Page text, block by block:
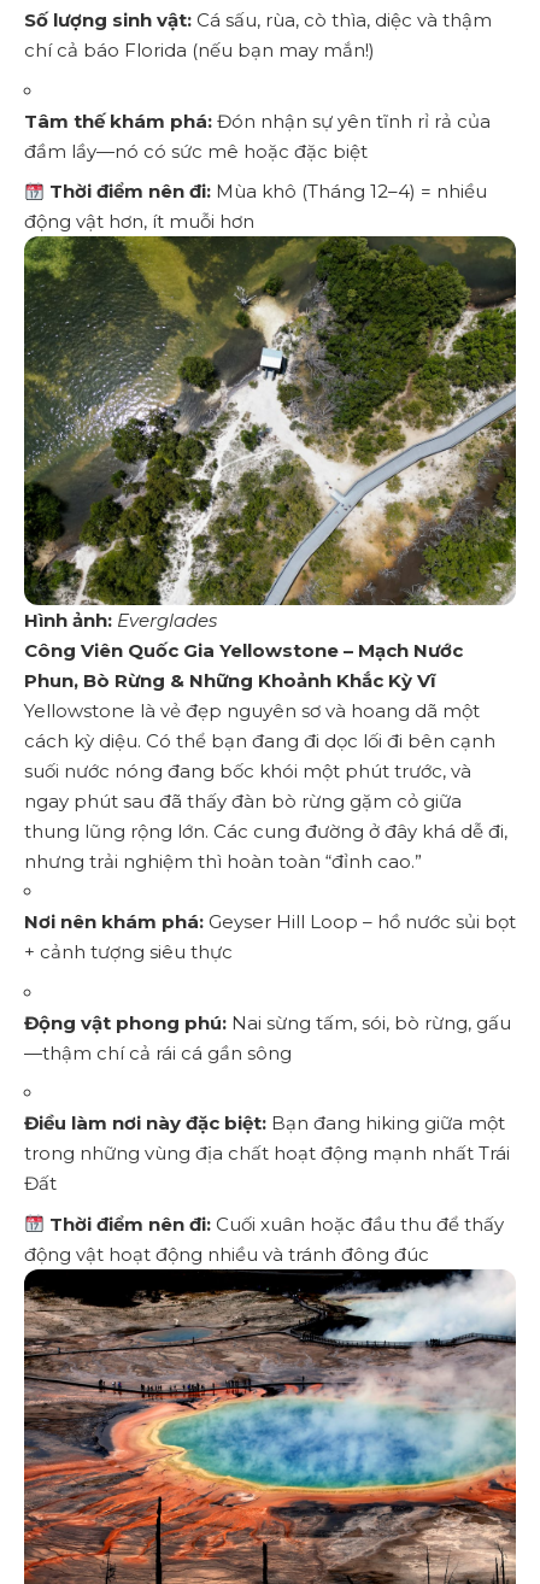
Số lượng sinh vật: Cá sấu, rùa, cò thìa, diệc và thậm
chí cả báo Florida (nếu bạn may mắn!)
Tâm thế khám phá: Đón nhận sự yên tĩnh rỉ rả của
đầm lầy—nó có sức mê hoặc đặc biệt
Thời điểm nên đi: Mùa khô (Tháng 12–4) = nhiều
động vật hơn, ít muỗi hơn
Hình ảnh: Everglades
Công Viên Quốc Gia Yellowstone – Mạch Nước
Phun, Bò Rừng & Những Khoảnh Khắc Kỳ Vĩ
Yellowstone là vẻ đẹp nguyên sơ và hoang dã một
cách kỳ diệu. Có thể bạn đang đi dọc lối đi bên cạnh
suối nước nóng đang bốc khói một phút trước, và
ngay phút sau đã thấy đàn bò rừng gặm cỏ giữa
thung lũng rộng lớn. Các cung đường ở đây khá dễ đi,
nhưng trải nghiệm thì hoàn toàn “đỉnh cao.”
Nơi nên khám phá: Geyser Hill Loop – hồ nước sủi bọt
+ cảnh tượng siêu thực
Động vật phong phú: Nai sừng tấm, sói, bò rừng, gấu
—thậm chí cả rái cá gần sông
Điều làm nơi này đặc biệt: Bạn đang hiking giữa một
trong những vùng địa chất hoạt động mạnh nhất Trái
Đất
Thời điểm nên đi: Cuối xuân hoặc đầu thu để thấy
động vật hoạt động nhiều và tránh đông đúc